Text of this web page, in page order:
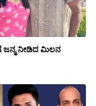
ಜನ್ಮ ನೀಡಿದ ಮಿಲನ